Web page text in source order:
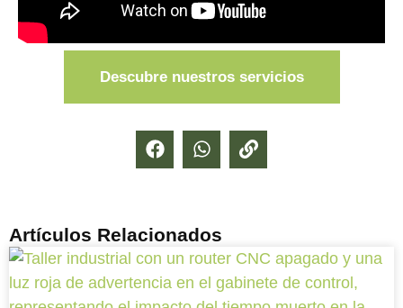
Descubre nuestros servicios
Artículos Relacionados